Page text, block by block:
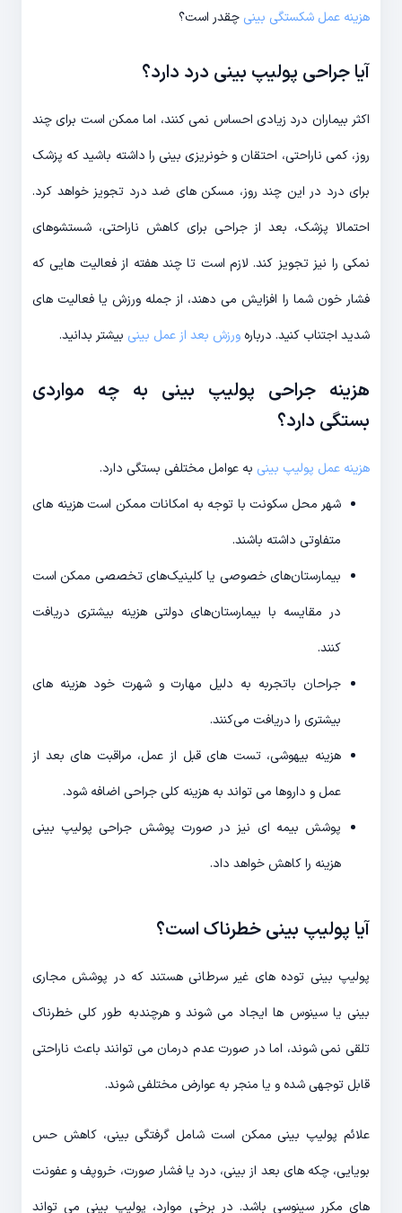
هزینه عمل شکستگی بینی چقدر است؟
آیا جراحی پولیپ بینی درد دارد؟
اکثر بیماران درد زیادی احساس نمی کنند، اما ممکن است برای چند
روز، کمی ناراحتی، احتقان و خونریزی بینی را داشته باشید که پزشک
برای درد در این چند روز، مسکن های ضد درد تجویز خواهد کرد.
احتمالا پزشک، بعد از جراحی برای کاهش ناراحتی، شستشوهای
نمکی را نیز تجویز کند. لازم است تا چند هفته از فعالیت هایی که
فشار خون شما را افزایش می دهند، از جمله ورزش یا فعالیت های
شدید اجتناب کنید. درباره ورزش بعد از عمل بینی بیشتر بدانید.
هزینه جراحی پولیپ بینی به چه مواردی
بستگی دارد؟
هزینه عمل پولیپ بینی به عوامل مختلفی بستگی دارد.
شهر محل سکونت با توجه به امکانات ممکن است هزینه های
متفاوتی داشته باشند.
بیمارستان‌های خصوصی یا کلینیک‌های تخصصی ممکن است
در مقایسه با بیمارستان‌های دولتی هزینه بیشتری دریافت
کنند.
جراحان باتجربه به دلیل مهارت و شهرت خود هزینه های
بیشتری را دریافت می‌کنند.
هزینه بیهوشی، تست های قبل از عمل، مراقبت های بعد از
عمل و داروها می تواند به هزینه کلی جراحی اضافه شود.
پوشش بیمه ای نیز در صورت پوشش جراحی پولیپ بینی
هزینه را کاهش خواهد داد.
آیا پولیپ بینی خطرناک است؟
پولیپ بینی توده های غیر سرطانی هستند که در پوشش مجاری
بینی یا سینوس ها ایجاد می شوند و هرچندبه طور کلی خطرناک
تلقی نمی شوند، اما در صورت عدم درمان می توانند باعث ناراحتی
قابل توجهی شده و یا منجر به عوارض مختلفی شوند.
علائم پولیپ بینی ممکن است شامل گرفتگی بینی، کاهش حس
بویایی، چکه های بعد از بینی، درد یا فشار صورت، خروپف و عفونت
های مکرر سینوسی باشد. در برخی موارد، پولیپ بینی می تواند